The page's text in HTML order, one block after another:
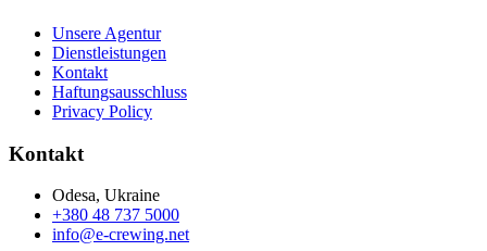
Unsere Agentur
Dienstleistungen
Kontakt
Haftungsausschluss
Privacy Policy
Kontakt
Odesa, Ukraine
+380 48 737 5000
info@e-crewing.net